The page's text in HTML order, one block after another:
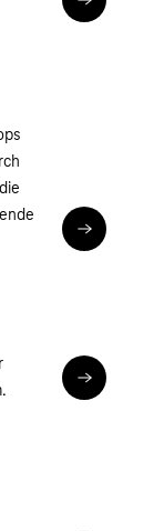
Schreiben
Kommen